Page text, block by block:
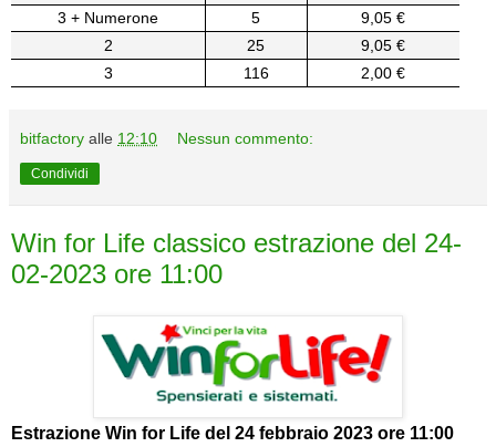
3 + Numerone
5
9,05 €
2
25
9,05 €
3
116 2,00 €
bitfactory alle 12:10 Nessun commento:
Condividi
Win for Life classico estrazione del 24-
02-2023 ore 11:00
Estrazione Win for Life del 24 febbraio 2023 ore 11:00